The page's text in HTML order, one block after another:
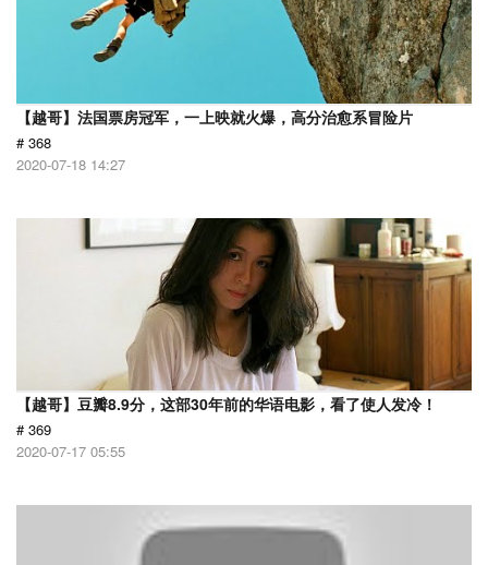
【越哥】法国票房冠军，一上映就火爆，高分治愈系冒险片
# 368
2020-07-18 14:27
【越哥】豆瓣8.9分，这部30年前的华语电影，看了使人发冷！
# 369
2020-07-17 05:55